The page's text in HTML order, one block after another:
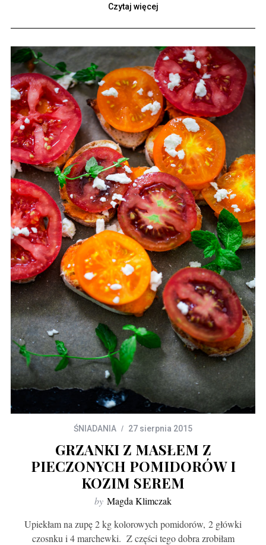
Czytaj więcej
ŚNIADANIA 27 sierpnia 2015
GRZANKI Z MASŁEM Z
PIECZONYCH POMIDORÓW I
KOZIM SEREM
by Magda Klimczak
Upiekłam na zupę 2 kg kolorowych pomidorów, 2 główki
czosnku i 4 marchewki. Z części tego dobra zrobiłam